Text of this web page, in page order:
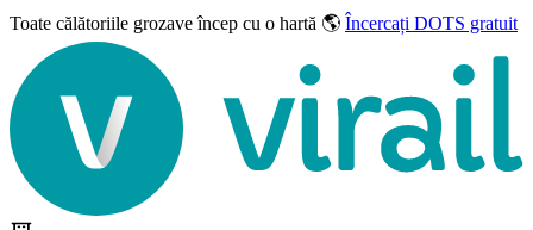
Toate călătoriile grozaveîncep cu o hartă 🌎 Încercați DOTS gratuit